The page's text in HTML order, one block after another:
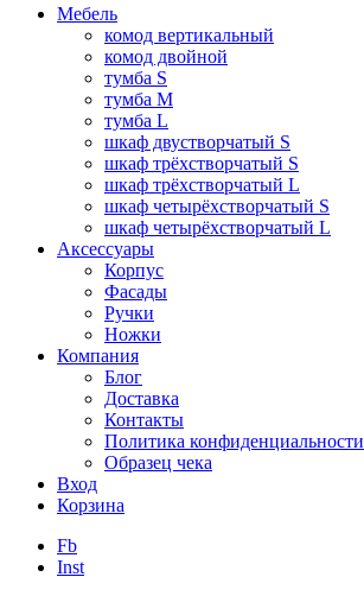
Мебель
комод вертикальный
комод двойной
тумба S
тумба M
тумба L
шкаф двустворчатый S
шкаф трёхстворчатый S
шкаф трёхстворчатый L
шкаф четырёхстворчатый S
шкаф четырёхстворчатый L
Аксессуары
Корпус
Фасады
Ручки
Ножки
Компания
Блог
Доставка
Контакты
Политика конфиденциальности
Образец чека
Вход
Корзина
Fb
Inst